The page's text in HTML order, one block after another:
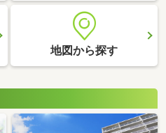
地図から探す